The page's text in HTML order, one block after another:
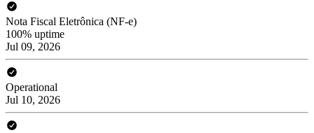
Nota Fiscal Eletrônica (NF-e)
100% uptime
Jul 09, 2026
Operational
Jul 10, 2026